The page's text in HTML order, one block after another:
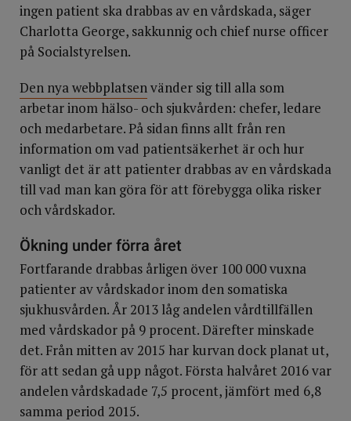
ingen patient ska drabbas av en vårdskada, säger
Charlotta George, sakkunnig och chief nurse officer
på Socialstyrelsen.
Den nya webbplatsenvänder sig till alla som
arbetar inom hälso- och sjukvården: chefer, ledare
och medarbetare. På sidan finns allt från ren
information om vad patientsäkerhet är och hur
vanligt det är att patienter drabbas av en vårdskada
till vad man kan göra för att förebygga olika risker
och vårdskador.
Ökning under förra året
Fortfarande drabbas årligen över 100 000 vuxna
patienter av vårdskador inom den somatiska
sjukhusvården. År 2013 låg andelen vårdtillfällen
med vårdskador på 9 procent. Därefter minskade
det. Från mitten av 2015 har kurvan dock planat ut,
för att sedan gå upp något. Första halvåret 2016 var
andelen vårdskadade 7,5 procent, jämfört med 6,8
samma period 2015.